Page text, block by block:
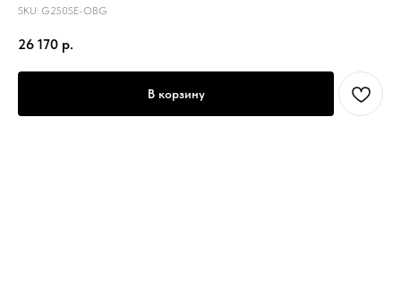
SKU: G250SE-OBG
26 170 р.
В корзину